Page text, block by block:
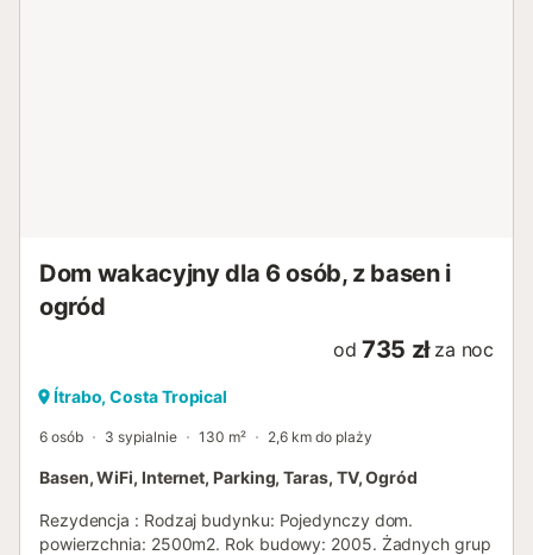
Dom wakacyjny dla 6 osób, z basen i
ogród
od 735 zł za noc
Ítrabo, Costa Tropical
6 osób 3 sypialnie 130 m² 2,6 km do plaży
Basen, WiFi, Internet, Parking, Taras, TV, Ogród
Rezydencja : Rodzaj budynku: Pojedynczy dom.
powierzchnia: 2500m2. Rok budowy: 2005. Żadnych grup